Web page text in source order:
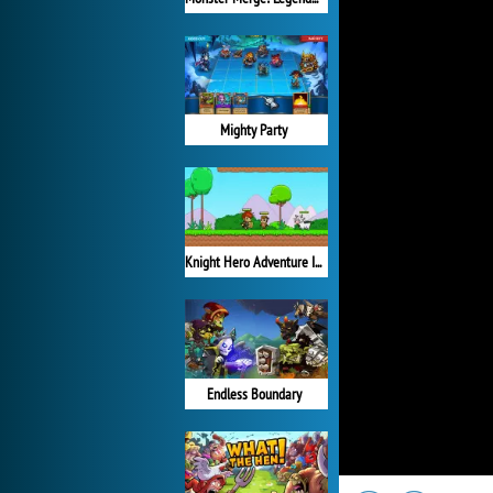
Mighty Party
Knight Hero Adventure Idle RPG
Endless Boundary